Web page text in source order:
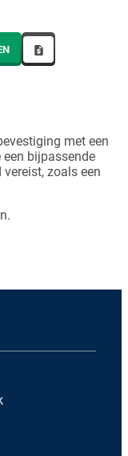
met een
bijpassende
zoals een